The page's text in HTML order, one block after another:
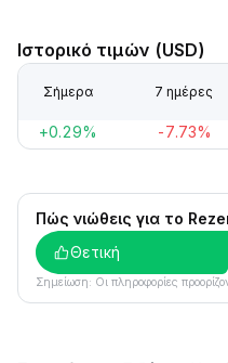
Ιστορικό τιμών (USD)
Σήμερα 7 ημέρες
+0.29% -7.73%
Πώς νιώθεις για το
Θετική
Σημείωση: Οι πληροφορίες